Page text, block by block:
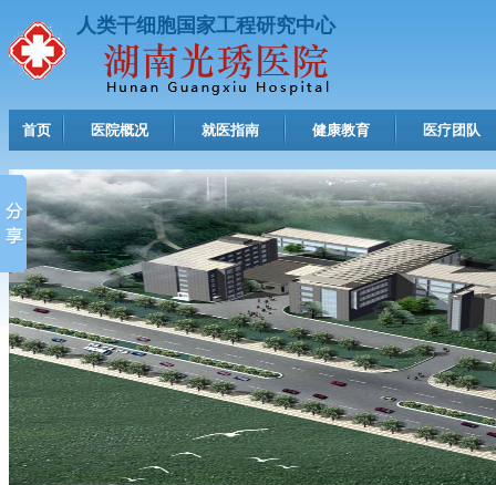
人类干细胞国家工程研究中心
首页 医院概况 就医指南 健康教育 医疗团队